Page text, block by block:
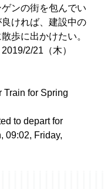
ンの街を包んでい
ければ、建設中の
歩に出かけたい。
2/21（木）
Train for Spring
to depart for
09:02, Friday,